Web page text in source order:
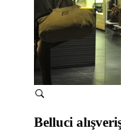
Belluci